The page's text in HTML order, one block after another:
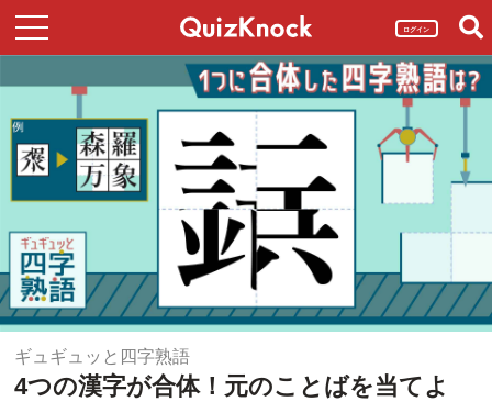
ログイン
ギュギュッと四字熟語
4つの漢字が合体！元のことばを当てよ